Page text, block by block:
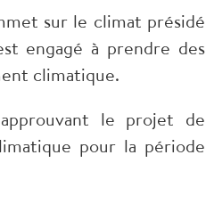
sur le climat présidé
engagé à prendre des
climatique.
le projet de
pour la période